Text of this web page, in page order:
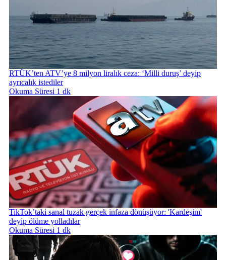
RTÜK’ten ATV’ye 8 milyon liralık ceza: ‘Milli duruş’ deyip
ayrıcalık istediler
Okuma Süresi 1 dk
TikTok’taki sanal tuzak gerçek infaza dönüşüyor: 'Kardeşim'
deyip ölüme yolladılar
Okuma Süresi 1 dk